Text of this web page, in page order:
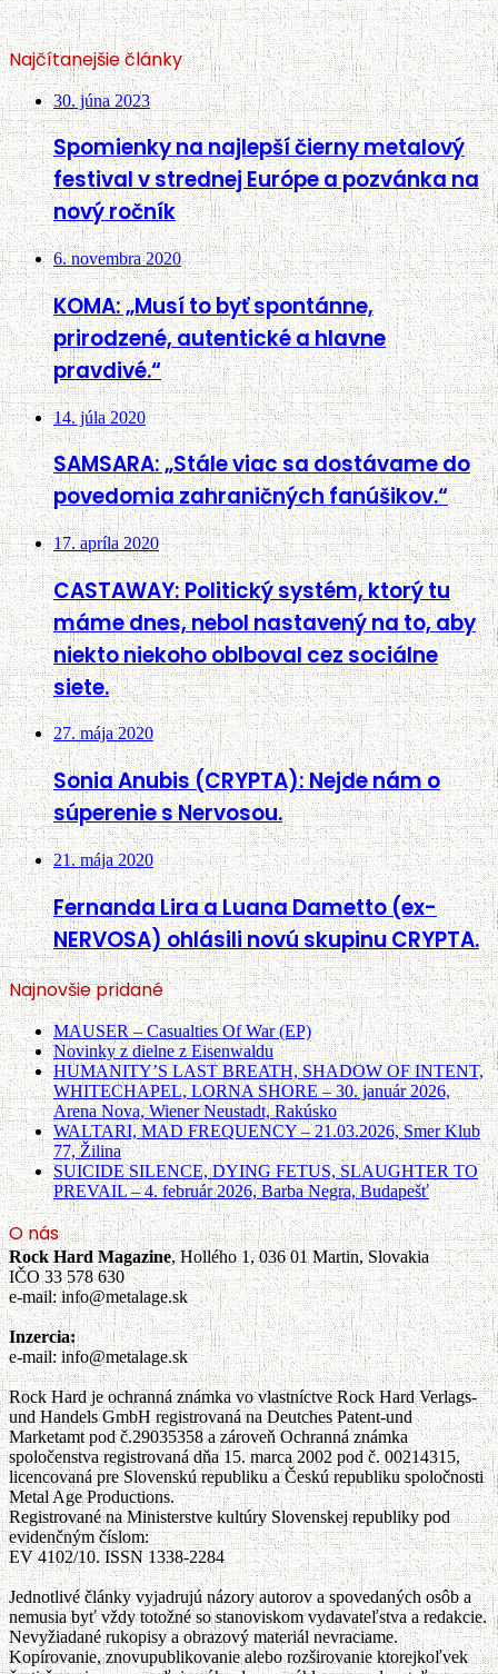
Najčítanejšie články
30. júna 2023
Spomienky na najlepší čierny metalový
festival v strednej Európe a pozvánka na
nový ročník
6. novembra 2020
KOMA: „Musí to byť spontánne,
prirodzené, autentické a hlavne
pravdivé.“
14. júla 2020
SAMSARA: „Stále viac sa dostávame do
povedomia zahraničných fanúšikov.“
17. apríla 2020
CASTAWAY: Politický systém, ktorý tu
máme dnes, nebol nastavený na to, aby
niekto niekoho oblboval cez sociálne
siete.
27. mája 2020
Sonia Anubis (CRYPTA): Nejde nám o
súperenie s Nervosou.
21. mája 2020
Fernanda Lira a Luana Dametto (ex-
NERVOSA) ohlásili novú skupinu CRYPTA.
Najnovšie pridané
MAUSER – Casualties Of War (EP)
Novinky z dielne z Eisenwaldu
HUMANITY’S LAST BREATH, SHADOW OF INTENT,
WHITECHAPEL, LORNA SHORE – 30. január 2026,
Arena Nova, Wiener Neustadt, Rakúsko
WALTARI, MAD FREQUENCY – 21.03.2026, Smer Klub
77, Žilina
SUICIDE SILENCE, DYING FETUS, SLAUGHTER TO
PREVAIL – 4. február 2026, Barba Negra, Budapešť
O nás
Rock Hard Magazine, Hollého 1, 036 01 Martin, Slovakia
IČO 33 578 630
e-mail: info@metalage.sk
Inzercia:
e-mail: info@metalage.sk
Rock Hard je ochranná známka vo vlastníctve Rock Hard Verlags-
und Handels GmbH registrovaná na Deutches Patent-und
Marketamt pod č.29035358 a zároveň Ochranná známka
spoločenstva registrovaná dňa 15. marca 2002 pod č. 00214315,
licencovaná pre Slovenskú republiku a Českú republiku spoločnosti
Metal Age Productions.
Registrované na Ministerstve kultúry Slovenskej republiky pod
evidenčným číslom:
EV 4102/10. ISSN 1338-2284
Jednotlivé články vyjadrujú názory autorov a spovedaných osôb a
nemusia byť vždy totožné so stanoviskom vydavateľstva a redakcie.
Nevyžiadané rukopisy a obrazový materiál nevraciame.
Kopírovanie, znovupublikovanie alebo rozširovanie ktorejkoľvek